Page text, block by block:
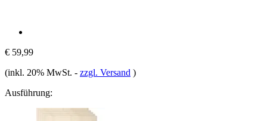
€ 59,99
(inkl. 20% MwSt. - zzgl. Versand )
Ausführung: